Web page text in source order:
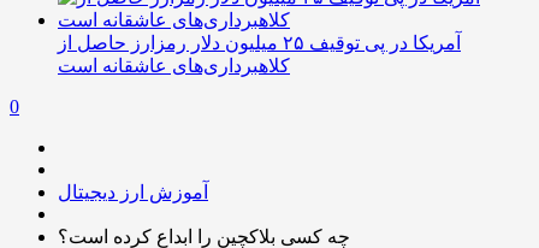
آمریکا در پی توقیف ۲۵ میلیون دلار رمزارز حاصل از
کلاهبرداری‌های عاشقانه است
0
آموزش ارز دیجیتال
چه کسی بلاکچین را ابداع کرده است؟